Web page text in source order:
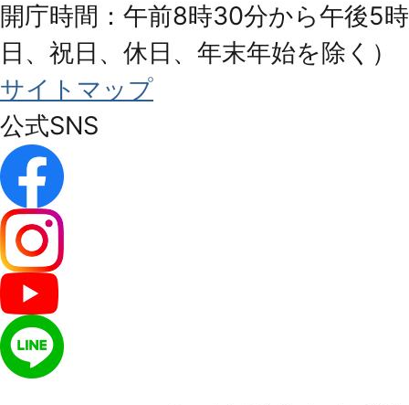
開庁時間：午前8時30分から午後5
日、祝日、休日、年末年始を除く）
サイトマップ
公式SNS